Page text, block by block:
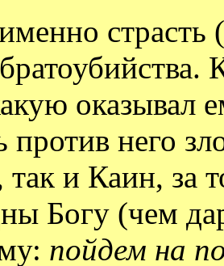
страсть
оказывал
него
так и Каин, за
Богу (чем
пойдем на